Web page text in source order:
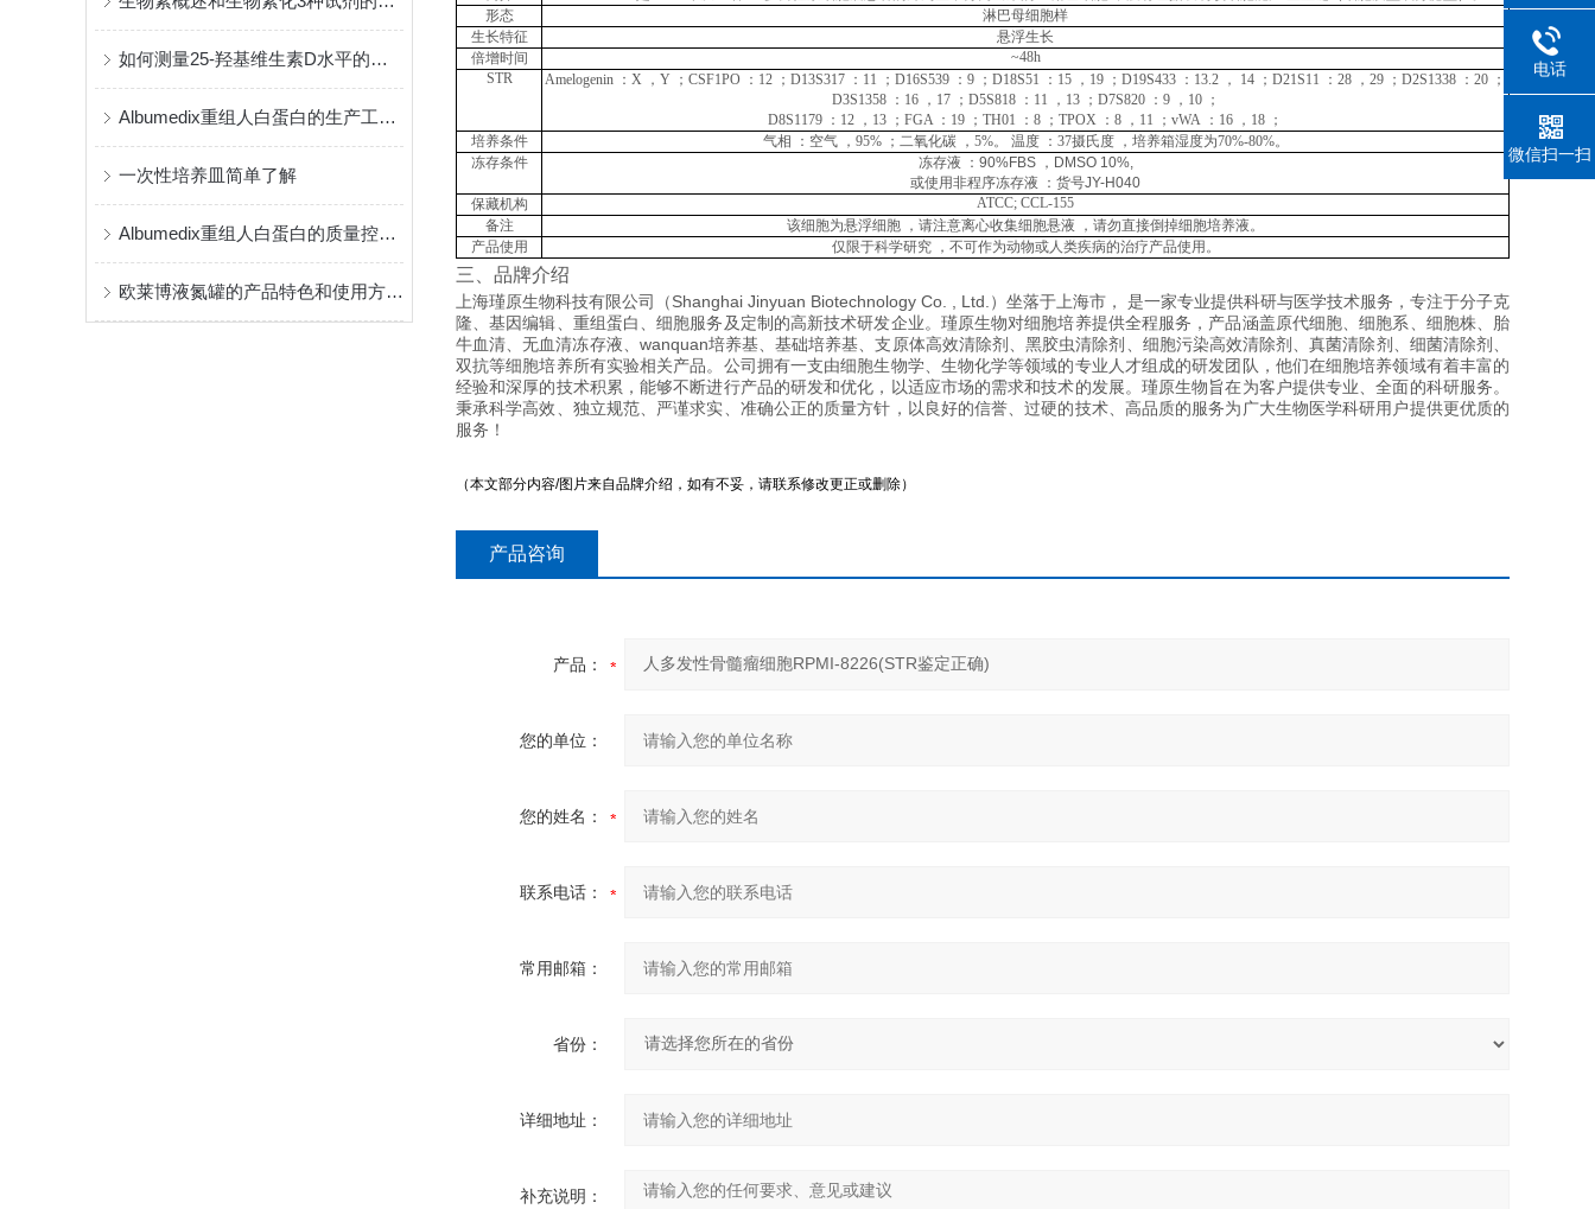
如何测量25-羟基维生素D水平的方法与技术
Albumedix重组人白蛋白的生产工艺与质量控制介绍
一次性培养皿简单了解
Albumedix重组人白蛋白的质量控制标准与安全性分析
欧莱博液氮罐的产品特色和使用方法是怎样的
形态
淋巴母细胞样
生长特征
悬浮生长
倍增时间
~48h
STR
Amelogenin ：X ，Y ；CSF1PO ：12 ；D13S317 ：11 ；D16S539 ：9 ；D18S51 ：15 ，19 ；D19S433 ： 13.2 ， 14 ；D21S11 ：28 ，29 ；D2S1338 ： 20 ；
D3S1358 ：16 ，17 ；D5S818 ：11 ，13
； D7S820 ：9 ， 10
；
D8S1179 ：12 ，13 ；FGA ：19 ；TH01 ：8 ；TPOX ：8 ， 11 ； vWA ： 16 ， 18 ；
培养条件
气相 ：空气 ， 95% ；二氧化碳 ，5%。 温度 ：37摄氏度 ，培养箱湿度为70%-80%。
冻存条件
冻存液 ： 90%FBS ，DMSO 10%,
或使用非程序冻存液
：货号JY-H040
保藏机构
ATCC; CCL-155
备注
该细胞为悬浮细胞 ，请注意离心收集细胞悬液 ，请勿直接倒掉细胞培养液。
产品使用
仅限于科学研究 ，不可作为动物或人类疾病的治疗产品使用。
三、品牌介绍
上海瑾原生物科技有限公司（Shanghai Jinyuan Biotechnology Co. , Ltd.）坐落于上海市， 是一家专业提供科研与医学技术服务，专注于分子克
隆、基因编辑、重组蛋白、细胞服务及定制的高新技术研发企业。瑾原生物对细胞培养提供全程服务，产品涵盖原代细胞、细胞系、细胞株、胎
牛血清、无血清冻存液、wanquan培养基、基础培养基、支原体高效清除剂、黑胶虫清除剂、细胞污染高效清除剂、真菌清除剂、细菌清除剂、
双抗等细胞培养所有实验相关产品。公司拥有一支由细胞生物学、生物化学等领域的专业人才组成的研发团队，他们在细胞培养领域有着丰富的
经验和深厚的技术积累，能够不断进行产品的研发和优化，以适应市场的需求和技术的发展。瑾原生物旨在为客户提供专业、全面的科研服务。
秉承科学高效、独立规范、严谨求实、准确公正的质量方针，以良好的信誉、过硬的技术、高品质的服务为广大生物医学科研用户提供更优质的
服务！
（本文部分内容/图片来自品牌介绍，如有不妥，请联系修改更正或删除）
产品咨询
产品：
您的单位：
您的姓名：
联系电话：
常用邮箱：
省份：
详细地址：
补充说明：
电话
微信扫一扫